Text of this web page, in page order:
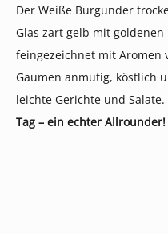
Der Weiße Burgunder
Glas zart gelb mit goldenen
feingezeichnet mit Aromen
Gaumen anmutig, köstlich
leichte Gerichte und Salate.
Tag – ein echter Allrounder!